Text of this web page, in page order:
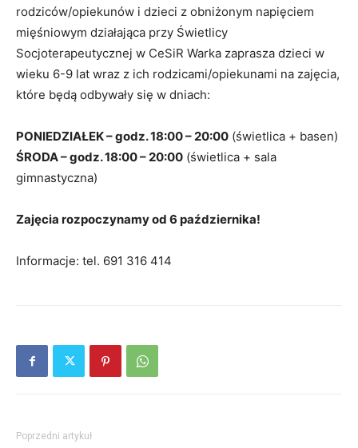
rodziców/opiekunów i dzieci z obniżonym napięciem
mięśniowym działająca przy Świetlicy
Socjoterapeutycznej w CeSiR Warka zaprasza dzieci w
wieku 6-9 lat wraz z ich rodzicami/opiekunami na zajęcia,
które będą odbywały się w dniach:
PONIEDZIAŁEK – godz. 18:00 – 20:00 (świetlica + basen)
ŚRODA – godz. 18:00 – 20:00 (świetlica + sala
gimnastyczna)
Zajęcia rozpoczynamy od 6 października!
Informacje: tel. 691 316 414
Poprzedni artykuł